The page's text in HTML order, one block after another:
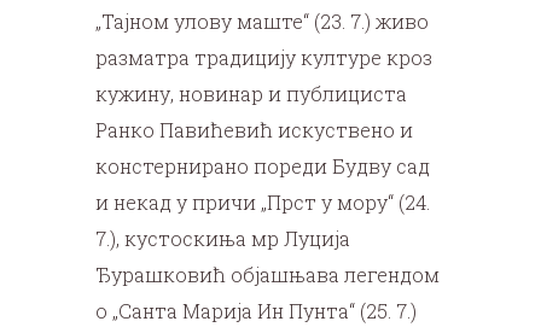
„Тајном улову маште“ (23. 7.) живо
разматра традицију културе кроз
кужину, новинар и публициста
Ранко Павићевић искуствено и
констернирано пореди Будву сад
и некад у причи „Прст у мору“ (24.
7.), кустоскиња мр Луција
Ђурашковић објашњава легендом
о „Санта Марија Ин Пунта“ (25. 7.)